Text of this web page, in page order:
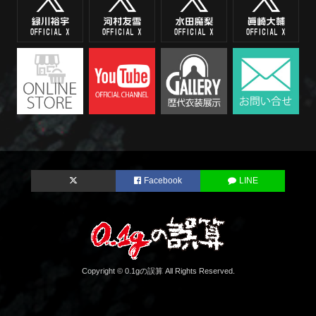
Facebook LINE
Copyright © 0.1gの誤算 All Rights Reserved.